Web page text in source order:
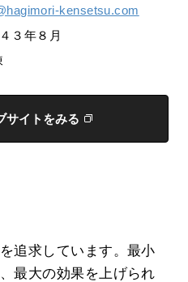
kensetsu.com
３年８月
サイトをみる
追求しています。最小
最大の効果を上げられ